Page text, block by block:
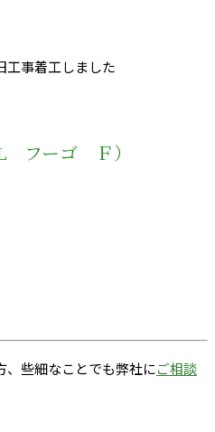
工事着工しました
フーゴ Ｆ）
、些細なことでも弊社にご相談